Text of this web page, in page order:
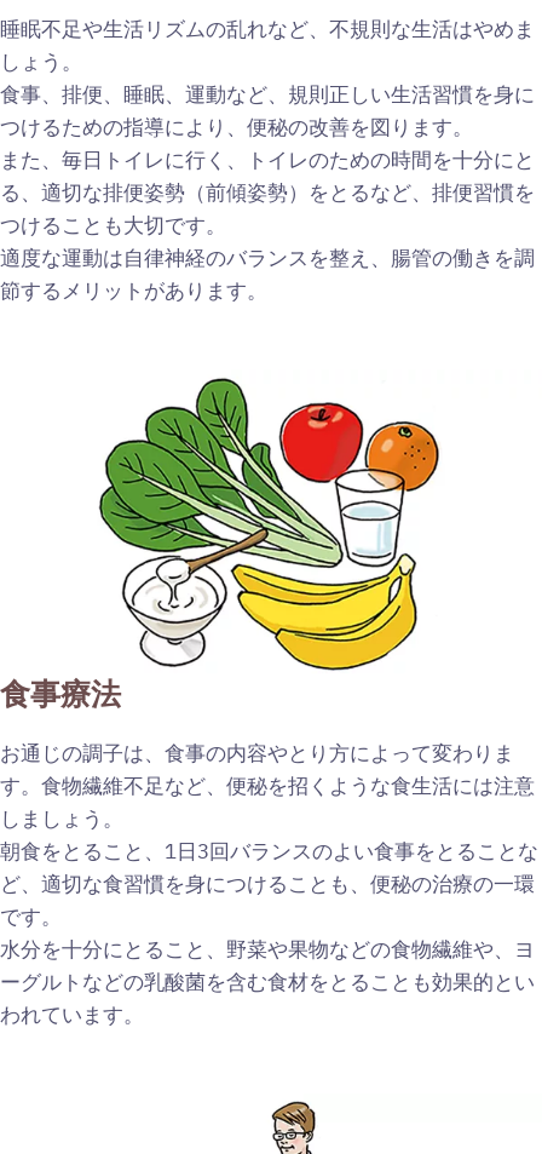
睡眠不足や生活リズムの乱れなど、不規則な生活はやめま
しょう。
食事、排便、睡眠、運動など、規則正しい生活習慣を身に
つけるための指導により、便秘の改善を図ります。
また、毎日トイレに行く、トイレのための時間を十分にと
る、適切な排便姿勢（前傾姿勢）をとるなど、排便習慣を
つけることも大切です。
適度な運動は自律神経のバランスを整え、腸管の働きを調
節するメリットがあります。
食事療法
お通じの調子は、食事の内容やとり方によって変わりま
す。食物繊維不足など、便秘を招くような食生活には注意
しましょう。
朝食をとること、1日3回バランスのよい食事をとることな
ど、適切な食習慣を身につけることも、便秘の治療の一環
です。
水分を十分にとること、野菜や果物などの食物繊維や、ヨ
ーグルトなどの乳酸菌を含む食材をとることも効果的とい
われています。